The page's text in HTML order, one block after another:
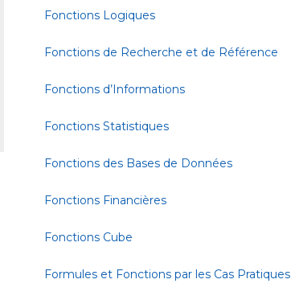
Fonctions Logiques
Fonctions de Recherche et de Référence
Fonctions d’Informations
Fonctions Statistiques
Fonctions des Bases de Données
Fonctions Financières
Fonctions Cube
Formules et Fonctions par les Cas Pratiques